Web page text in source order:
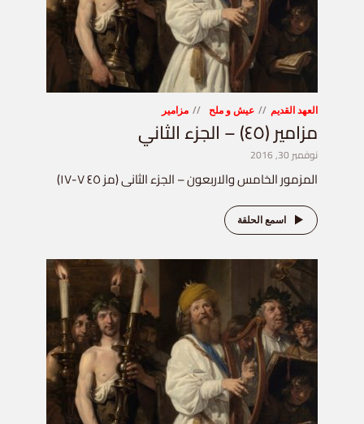
العهد القديم عيش و ملح مزامير
مزامير (٤٥) – الجزء الثاني
نوفمبر 30, 2016
المزمور الخامس والاربعون – الجزء الثانى (مز ٤٥ ٧-١٧)
اسمع الحلقة